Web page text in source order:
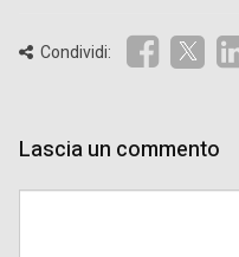
Condividi:
Lascia un commento